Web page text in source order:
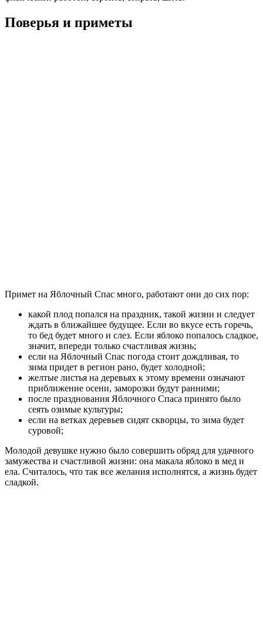
Поверья и приметы
Примет на Яблочный Спас много, работают они до сих пор:
какой плод попался на праздник, такой жизни и следует
ждать в ближайшее будущее. Если во вкусе есть горечь,
то бед будет много и слез. Если яблоко попалось сладкое,
значит, впереди только счастливая жизнь;
если на Яблочный Спас погода стоит дождливая, то
зима придет в регион рано, будет холодной;
желтые листья на деревьях к этому времени означают
приближение осени, заморозки будут ранними;
после празднования Яблочного Спаса принято было
сеять озимые культуры;
если на ветках деревьев сидят скворцы, то зима будет
суровой;
Молодой девушке нужно было совершить обряд для удачного
замужества и счастливой жизни: она макала яблоко в мед и
ела. Считалось, что так все желания исполнятся, а жизнь будет
сладкой.